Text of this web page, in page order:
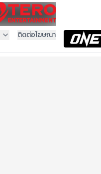
ติดต่อโฆษณา